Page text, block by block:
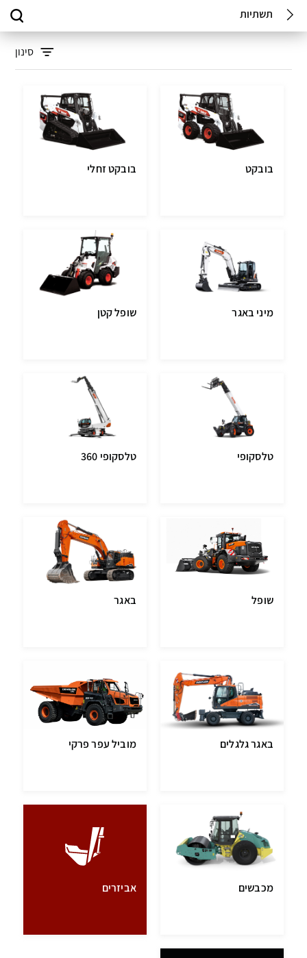
תשתיות
סינון
בובקט בובקט זחלי
מיני באגר שופל קטן
טלסקופי טלסקופי 360
שופל באגר
באגר גלגלים מוביל עפר פרקי
מכבשים אביזרים